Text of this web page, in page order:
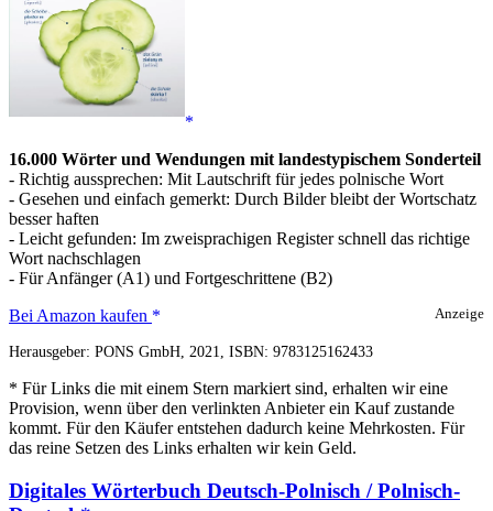
16.000 Wörter und Wendungen mit landestypischem Sonderteil
- Richtig aussprechen: Mit Lautschrift für jedes polnische Wort
- Gesehen und einfach gemerkt: Durch Bilder bleibt der Wortschatz
besser haften
- Leicht gefunden: Im zweisprachigen Register schnell das richtige
Wort nachschlagen
- Für Anfänger (A1) und Fortgeschrittene (B2)
Anzeige
PONS
Polnisch
Bei Amazon kaufen
Herausgeber: PONS GmbH, 2021, ISBN: 9783125162433
* Für Links die mit einem Stern markiert sind, erhalten wir eine
Provision, wenn über den verlinkten Anbieter ein Kauf zustande
kommt. Für den Käufer entstehen dadurch keine Mehrkosten. Für
das reine Setzen des Links erhalten wir kein Geld.
Digitales Wörterbuch Deutsch-Polnisch / Polnisch-